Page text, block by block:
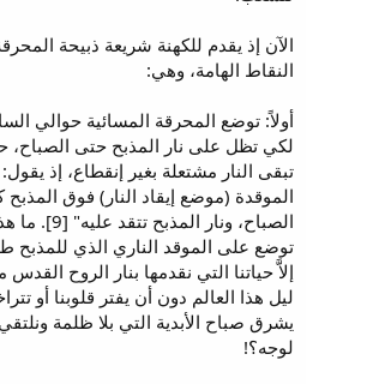
الآن إذ يقدم للكهنة شريعة ذبيحة
النقاط الهامة، وهي:
أولاً: توضع المحرقة المسائية حوالي
لكي تظل على نار المذبح حتى الصباح،
تبقى النار مشتعلة بغير إنقطاع، إذ
الموقدة (موضع إيقاد النار) فوق المذبح
الصباح، ونار
توضع على الموقد الناري الذي للمذبح
إلاَّ حياتنا التي نقدمها بنار الروح
ليل هذا العالم دون أن يفتر قلوبنا أو
يشرق صباح الأبدية التي بلا ظلمة
لوجه؟!